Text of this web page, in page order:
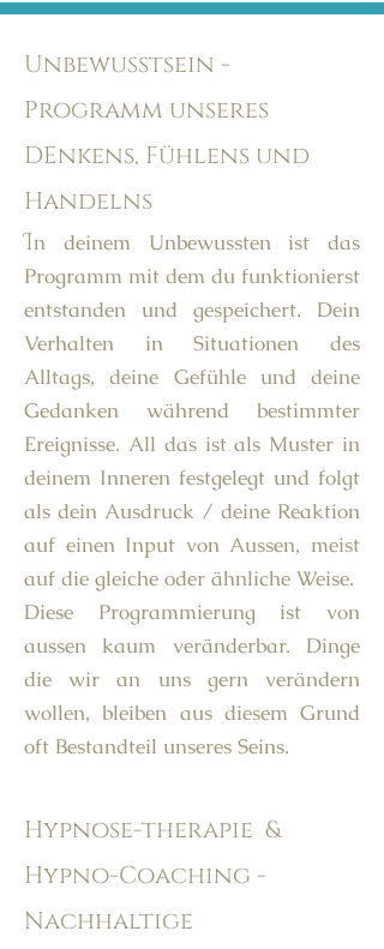
Unbewusstsein -
Programm unseres
DEnkens, Fühlens und
Handelns
In deinem Unbewussten ist das
Programm mit dem du funktionierst
entstanden und gespeichert. Dein
Verhalten in Situationen des
Alltags, deine Gefühle und deine
Gedanken während bestimmter
Ereignisse. All das ist als Muster in
deinem Inneren festgelegt und folgt
als dein Ausdruck / deine Reaktion
auf einen Input von Aussen, meist
auf die gleiche oder ähnliche Weise.
Diese Programmierung ist von
aussen kaum veränderbar. Dinge
die wir an uns gern verändern
wollen, bleiben aus diesem Grund
oft Bestandteil unseres Seins.
Hypnose-therapie &
Hypno-Coaching -
Nachhaltige